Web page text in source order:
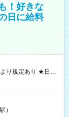
！好きな
日に給料
お仕事後はコ
試
）